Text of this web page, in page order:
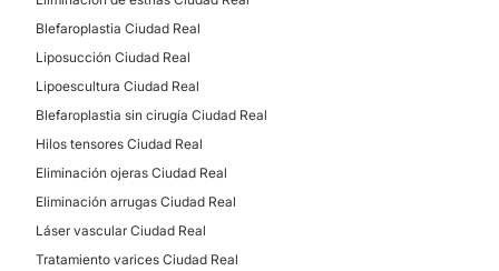
Blefaroplastia Ciudad Real
Liposucción Ciudad Real
Lipoescultura Ciudad Real
Blefaroplastia sin cirugía Ciudad Real
Hilos tensores Ciudad Real
Eliminación ojeras Ciudad Real
Eliminación arrugas Ciudad Real
Láser vascular Ciudad Real
Tratamiento varices Ciudad Real